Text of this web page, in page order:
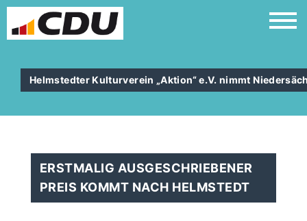
Helmstedter Kulturverein „Aktion“ e.V. nimmt
ERSTMALIG AUSGESCHRIEBENER
PREIS KOMMT NACH HELMSTEDT